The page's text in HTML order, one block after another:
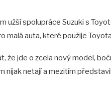
užší spolupráce Suzuki s
malá auta, které použije
že jde o zcela nový model,
nijak netají a mezitím